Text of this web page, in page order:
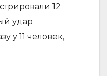
12
удар
у 11 человек,